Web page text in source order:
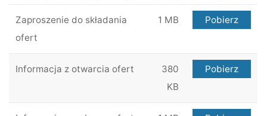
Zaproszenie do składania
ofert
1 MB Pobierz
Informacja z otwarcia ofert
380
KB
Pobierz